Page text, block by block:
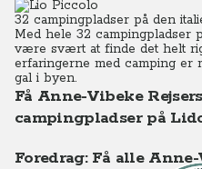
32 campingpladser på den
Med hele 32 campingpladser
være svært at finde det helt
erfaringerne med camping er
gal i byen.
Få Anne-Vibeke
campingpladser på
Foredrag: Få alle